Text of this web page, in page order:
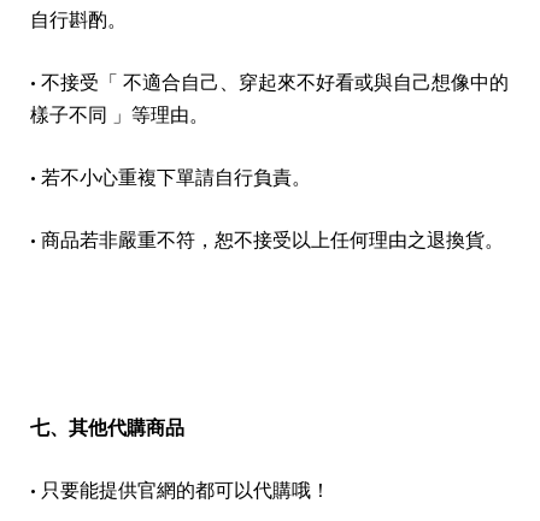
自行斟酌。
• 不接受「 不適合自己、穿起來不好看或與自己想像中的
樣子不同 」等理由。
• 若不小心重複下單請自行負責。
• 商品若非嚴重不符，恕不接受以上任何理由之退換貨。
七、其他代購商品
• 只要能提供官網的都可以代購哦！